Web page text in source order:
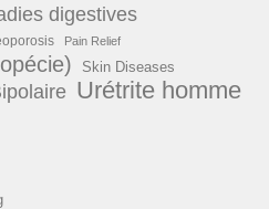
digestives
Pain Relief
Skin Diseases
Urétrite homme